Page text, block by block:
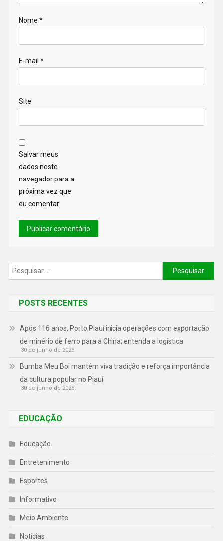
Nome *
E-mail *
Site
Salvar meus
dados neste
navegador para a
próxima vez que
eu comentar.
POSTS RECENTES
Após 116 anos, Porto Piauí inicia operações com exportação
de minério de ferro para a China; entenda a logística
30 de junho de 2026
Bumba Meu Boi mantém viva tradição e reforça importância
da cultura popular no Piauí
30 de junho de 2026
EDUCAÇÃO
Educação
Entretenimento
Esportes
Informativo
Meio Ambiente
Notícias